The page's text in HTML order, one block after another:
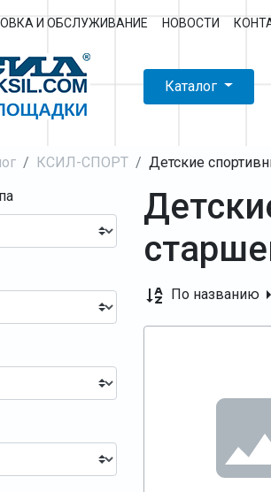
И ОБСЛУЖИВАНИЕ НОВОСТИ
Каталог
КСИЛ-СПОРТ
Детские
По названию